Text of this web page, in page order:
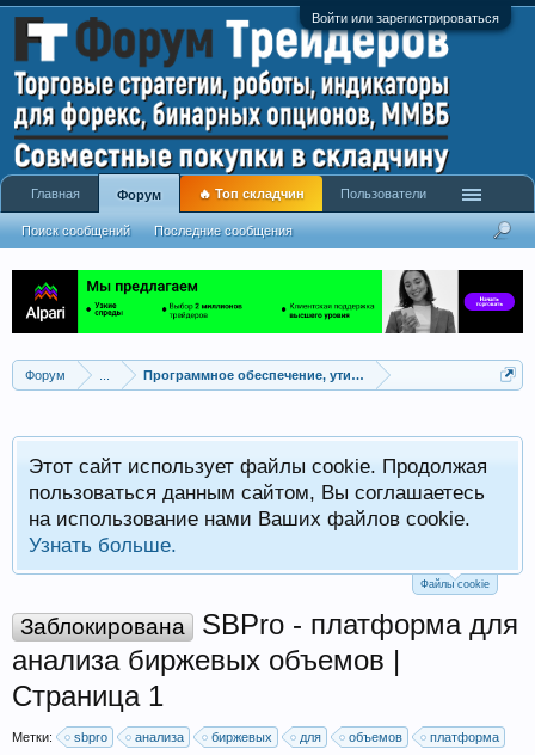
Войти или зарегистрироваться
Форум Программное обеспечение, утилиты для трейдинга
Этот сайт использует файлы cookie. Продолжая
пользоваться данным сайтом, Вы соглашаетесь
на использование нами Ваших файлов cookie.
Узнать больше.
Файлы cookie
Заблокирована
SBPro - платформа для
анализа биржевых объемов |
Страница 1
Метки: sbpro анализа биржевых для объемов платформа
Главная Форум
Поиск сообщений Последние сообщения
🔥 Топ складчин Пользователи